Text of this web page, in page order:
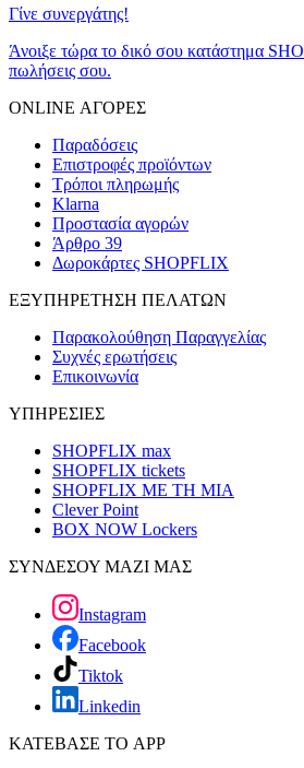
Γίνε συνεργάτης!
Άνοιξε τώρα το δικό σου κατάστημα
πωλήσεις σου.
ONLINE ΑΓΟΡΕΣ
Παραδόσεις
Επιστροφές προϊόντων
Τρόποι πληρωμής
Klarna
Προστασία αγορών
Άρθρο 39
Δωροκάρτες SHOPFLIX
ΕΞΥΠΗΡΕΤΗΣΗ ΠΕΛΑΤΩΝ
Παρακολούθηση Παραγγελίας
Συχνές ερωτήσεις
Επικοινωνία
ΥΠΗΡΕΣΙΕΣ
SHOPFLIX max
SHOPFLIX tickets
SHOPFLIX ΜΕ ΤΗ ΜΙΑ
Clever Point
BOX NOW Lockers
ΣΥΝΔΕΣΟΥ ΜΑΖΙ ΜΑΣ
Instagram
Facebook
Tiktok
Linkedin
ΚΑΤΕΒΑΣΕ ΤΟ APP